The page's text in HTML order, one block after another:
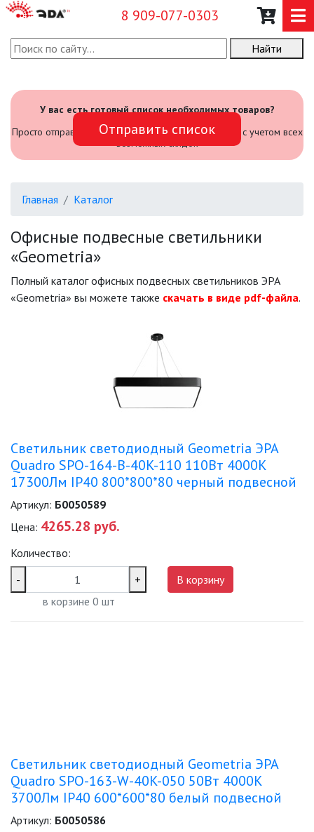
8 909-077-0303
О КОМПАНИИ
САДОВЫЙ ИНВЕНТАРЬ И
ИНСТРУМЕНТЫ
ФОНАРИ
САДОВЫЕ СВЕТИЛЬНИКИ
СВЕТИЛЬНИКИ ДЛЯ РОСТА
РАСТЕНИЙ (ФИТОСВЕТИЛЬНИКИ)
ДАТЧИКИ ДВИЖЕНИЯ И
ФОТОРЕЛЕ
ДЕКОРАТИВНАЯ ПОДСВЕТКА
ИСТОЧНИКИ СВЕТА
Найти
У вас есть готовый список необходимых товаров?
Просто отправьте его нам и мы посчитаем стоимость с учетом всех
возможных скидок
Отправить список
Главная Каталог
Офисные подвесные светильники
«Geometria»
Полный каталог офисных подвесных светильников ЭРА
«Geometria» вы можете также скачать в виде pdf-файла.
Светильник светодиодный Geometria ЭРА
Quadro SPO-164-B-40K-110 110Вт 4000К
17300Лм IP40 800*800*80 черный подвесной
Артикул: Б0050589
Цена: 4265.28 руб.
Количество:
-
+
в корзине 0 шт
В корзину
Светильник светодиодный Geometria ЭРА
Quadro SPO-163-W-40K-050 50Вт 4000К
3700Лм IP40 600*600*80 белый подвесной
Артикул: Б0050586